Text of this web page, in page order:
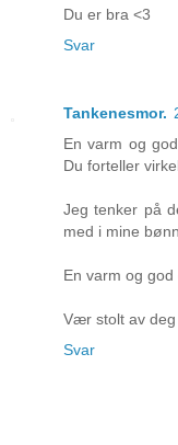
Du er bra <3
Svar
Tankenesmor.
En varm og
Du forteller
Jeg tenker på
med i mine
En varm og god
Vær stolt av deg
Svar